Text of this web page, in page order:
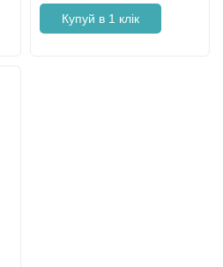
Купуй в 1 клік